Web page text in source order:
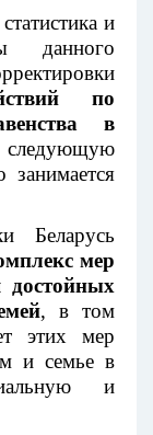
и
данного
по
в
занимается
Беларусь
мер
достойных
, в том
этих мер
и семье в
и